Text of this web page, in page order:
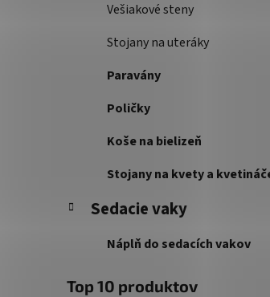
Vešiakové steny
Stojany na uteráky
Paravány
Poličky
Koše na bielizeň
Stojany na kvety a
Sedacie vaky
Náplň do sedacích vakov
Top 10 produktov